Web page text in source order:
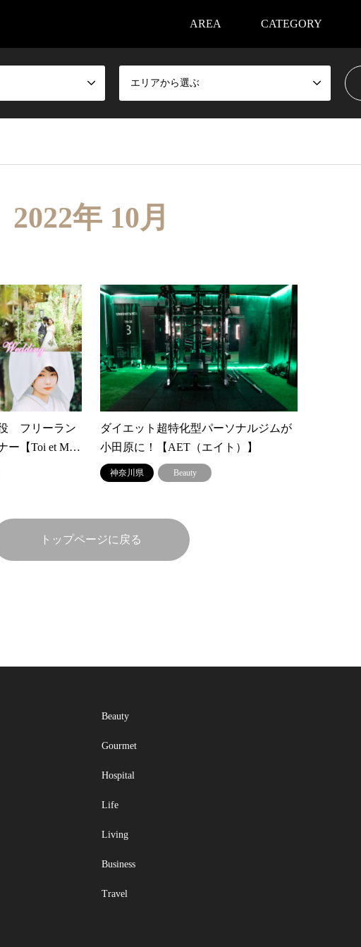
AREA CATEGORY
エリアから選ぶ
2022年 10月
フリーラン
ー【Toi et M…
ダイエット超特化型パーソナルジムが
小田原に！【AET（エイト）】
神奈川県 Beauty
トップページに戻る
Beauty
Gourmet
Hospital
Life
Living
Business
Travel